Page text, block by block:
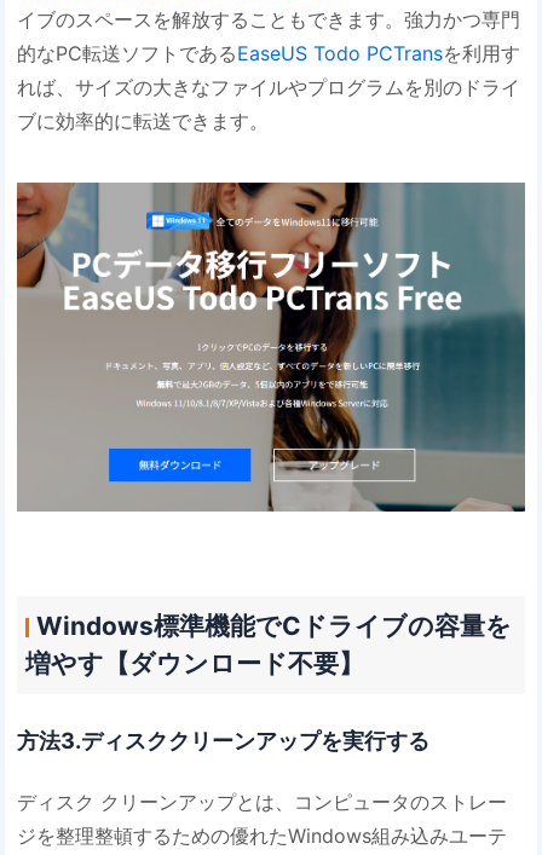
イブのスペースを解放することもできます。強力かつ専門
的なPC転送ソフトであるEaseUS Todo PCTransを利用す
れば、サイズの大きなファイルやプログラムを別のドライ
ブに効率的に転送できます。
Windows標準機能でCドライブの容量を
増やす【ダウンロード不要】
方法3.ディスククリーンアップを実行する
ディスク クリーンアップとは、コンピュータのストレー
ジを整理整頓するための優れたWindows組み込みユーテ